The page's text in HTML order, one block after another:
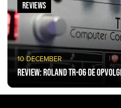
10 DECEMBER
Review: Roland TR-06 de
REVIEWS